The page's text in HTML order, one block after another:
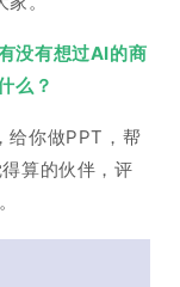
没有想过AI的商
么？
给你做PPT，帮
算的伙伴，评